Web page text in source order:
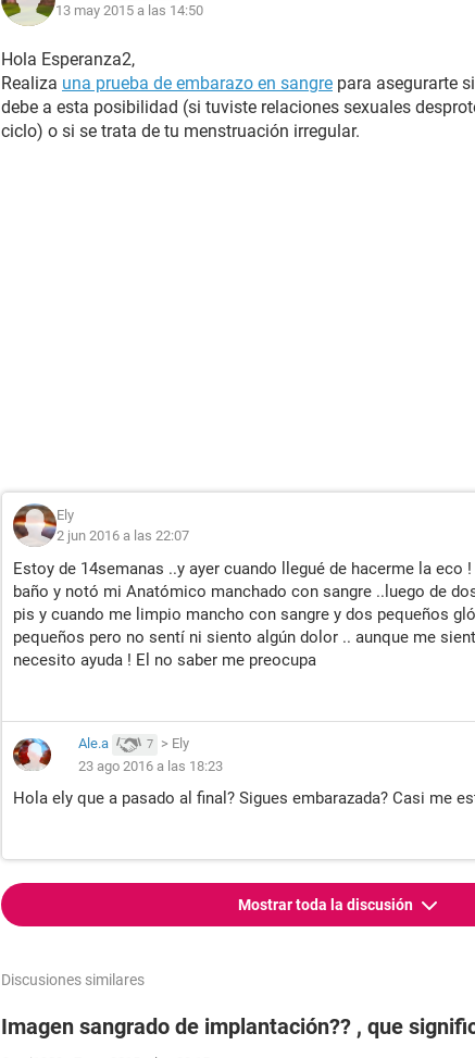
13 may 2015 a las 14:50
Hola Esperanza2,
Realiza una prueba de embarazo en sangre para asegurarte
debe a esta posibilidad (si tuviste relaciones sexuales
ciclo) o si se trata de tu menstruación irregular.
Ely
2 jun 2016 a las 22:07
Estoy de 14semanas ..y ayer cuando llegué de hacerme la eco
baño y notó mi Anatómico manchado con sangre ..luego de
pis y cuando me limpio mancho con sangre y dos pequeños
pequeños pero no sentí ni siento algún dolor .. aunque me
necesito ayuda ! El no saber me preocupa
Ale.a 7 > Ely
23 ago 2016 a las 18:23
Hola ely que a pasado al final? Sigues embarazada? Casi me
Mostrar toda la discusión
Discusiones similares
Imagen sangrado de implantación?? , que